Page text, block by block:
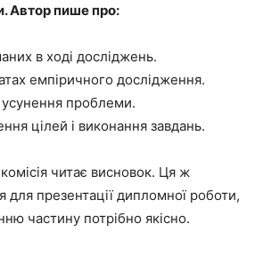
Автор пише про:
в ході досліджень.
емпіричного дослідження.
проблеми.
цілей і виконання завдань.
читає висновок. Ця ж
для презентації дипломної роботи,
частину потрібно якісно.